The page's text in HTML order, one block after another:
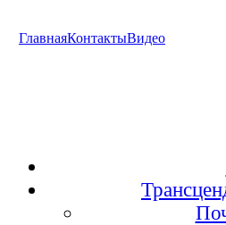
ГлавнаяКонтактыВидео